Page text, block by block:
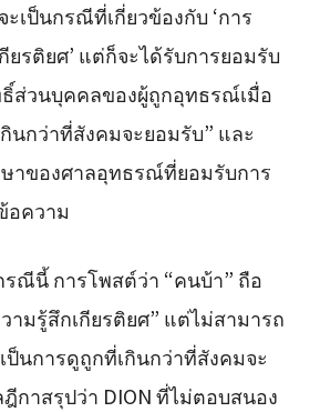
เป็นกรณีที่เกี่ยวข้องกับ ‘การ
ยรติยศ’ แต่ก็จะได้รับการยอมรับ
ส่วนบุคคลของผู้ถูกอุทธรณ์เมื่อ
นกว่าที่สังคมจะยอมรับ” และ
าของศาลอุทธรณ์ที่ยอมรับการ
อความ
รณีนี้ การโพสต์ว่า “คนบ้า” ถือ
ามรู้สึกเกียรติยศ” แต่ไม่สามารถ
ป็นการดูถูกที่เกินกว่าที่สังคมจะ
กาสรุปว่า DION ที่ไม่ตอบสนอง